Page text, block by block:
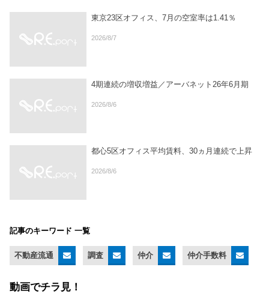
東京23区オフィス、7月の空室率は1.41％
2026/8/7
4期連続の増収増益／アーバネット26年6月期
2026/8/6
都心5区オフィス平均賃料、30ヵ月連続で上昇
2026/8/6
記事のキーワード 一覧
不動産流通 調査 仲介 仲介手数料
動画でチラ見！